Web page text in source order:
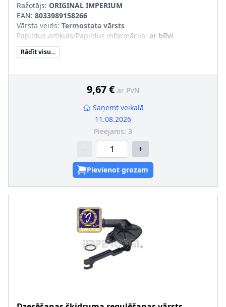
Ražotājs: ORIGINAL IMPERIUM
EAN: 8033989158266
Vārsta veids: Termostata vārsts
Papildus artikuls/Papildus informācija: ar blīvi
Masa [g]:58
Rādīt visu...
9,67 € ar PVN
Saņemt veikalā
11.08.2026
Pieejams: 3
- +
Pievienot grozam